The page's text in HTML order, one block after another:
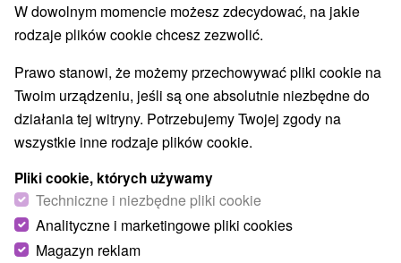
Jeziora, jeziora, zbiorniki wodne (1)
Ośrodki i miasteczka dziecięce(3)
Aquaparki, baseny Wodospady
Zabytki techniki Atrakcje dla dzieci Tarcze (1)
Escaperoom Ogrody botaniczne
Ogrody zoologiczne i fermy zwierząt
Muzea i galerie Atrakcje turystyczne
Atrakcje z adrenaliną (4) Jaskinie
Wsie i miasta
W dowolnym momencie możesz zdecydować, na jakie
rodzaje plików cookie chcesz zezwolić.
Prawo stanowi, że możemy przechowywać pliki cookie na
Twoim urządzeniu, jeśli są one absolutnie niezbędne do
działania tej witryny. Potrzebujemy Twojej zgody na
wszystkie inne rodzaje plików cookie.
Pliki cookie, których używamy
Techniczne i niezbędne pliki cookie
Analityczne i marketingowe pliki cookies
Magazyn reklam